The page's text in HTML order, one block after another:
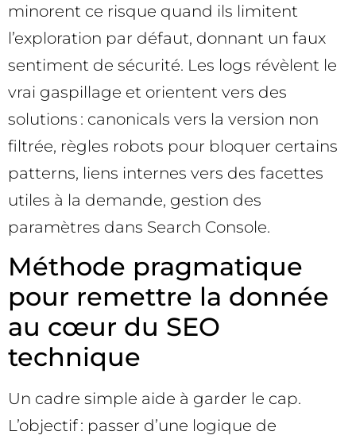
minorent ce risque quand ils limitent
l’exploration par défaut, donnant un faux
sentiment de sécurité. Les logs révèlent le
vrai gaspillage et orientent vers des
solutions : canonicals vers la version non
filtrée, règles robots pour bloquer certains
patterns, liens internes vers des facettes
utiles à la demande, gestion des
paramètres dans Search Console.
Méthode pragmatique
pour remettre la donnée
au cœur du SEO
technique
Un cadre simple aide à garder le cap.
L’objectif : passer d’une logique de